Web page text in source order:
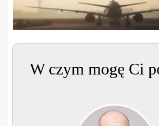
W czym mogę Ci